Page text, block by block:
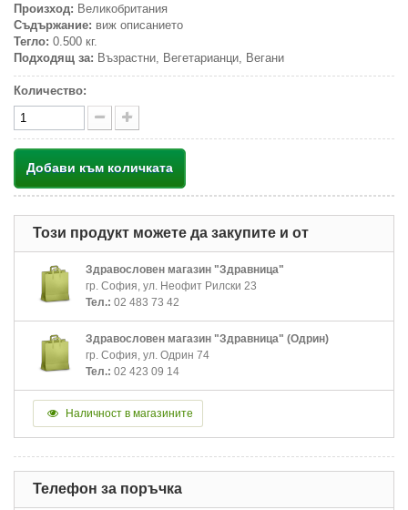
Произход: Великобритания
Съдържание: виж описанието
Тегло: 0.500 кг.
Подходящ за: Възрастни, Вегетарианци, Вегани
Количество:
Добави към количката
Този продукт можете да закупите и от
Здравословен магазин "Здравница"
гр. София, ул. Неофит Рилски 23
Тел.: 02 483 73 42
Здравословен магазин "Здравница" (Одрин)
гр. София, ул. Одрин 74
Тел.: 02 423 09 14
Наличност в магазините
Телефон за поръчка